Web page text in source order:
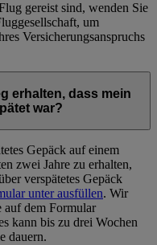
gereist sind, wenden Sie
um
Versicherungsanspruchs
erhalten, dass mein
war?
Gepäck auf einem
zwei Jahre zu erhalten,
verspätetes Gepäck
unter ausfüllen. Wir
auf dem Formular
kann bis zu drei Wochen
dauern.